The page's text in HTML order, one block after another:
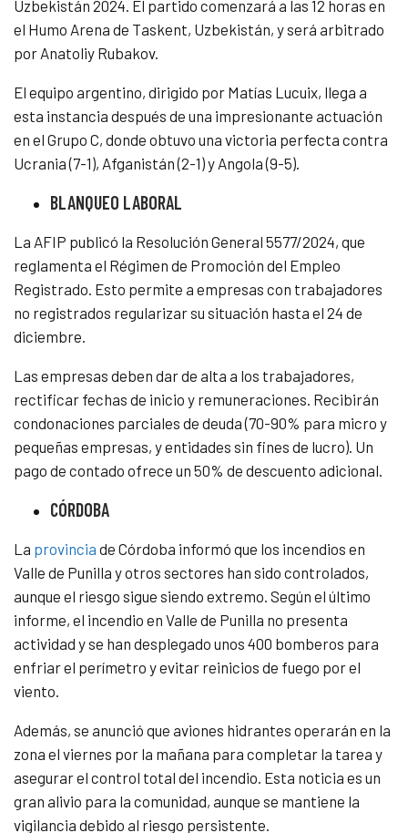
Uzbekistán 2024. El partido comenzará a las 12 horas en
el Humo Arena de Taskent, Uzbekistán, y será arbitrado
por Anatoliy Rubakov.
El equipo argentino, dirigido por Matías Lucuix, llega a
esta instancia después de una impresionante actuación
en el Grupo C, donde obtuvo una victoria perfecta contra
Ucrania (7-1), Afganistán (2-1) y Angola (9-5).
BLANQUEO LABORAL
La AFIP publicó la Resolución General 5577/2024, que
reglamenta el Régimen de Promoción del Empleo
Registrado. Esto permite a empresas con trabajadores
no registrados regularizar su situación hasta el 24 de
diciembre.
Las empresas deben dar de alta a los trabajadores,
rectificar fechas de inicio y remuneraciones. Recibirán
condonaciones parciales de deuda (70-90% para micro y
pequeñas empresas, y entidades sin fines de lucro). Un
pago de contado ofrece un 50% de descuento adicional.
CÓRDOBA
La provincia de Córdoba informó que los incendios en
Valle de Punilla y otros sectores han sido controlados,
aunque el riesgo sigue siendo extremo. Según el último
informe, el incendio en Valle de Punilla no presenta
actividad y se han desplegado unos 400 bomberos para
enfriar el perímetro y evitar reinicios de fuego por el
viento.
Además, se anunció que aviones hidrantes operarán en la
zona el viernes por la mañana para completar la tarea y
asegurar el control total del incendio. Esta noticia es un
gran alivio para la comunidad, aunque se mantiene la
vigilancia debido al riesgo persistente.